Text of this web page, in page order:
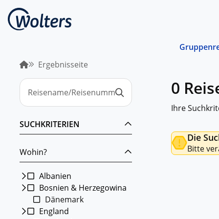
Ergebnisseite
SUCHKRITERIEN
Wohin?
Albanien
Bosnien & Herzegowina
Dänemark
England
0
Ihre
Die
Bitte